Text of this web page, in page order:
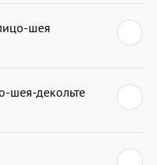
шея
шея-декольте